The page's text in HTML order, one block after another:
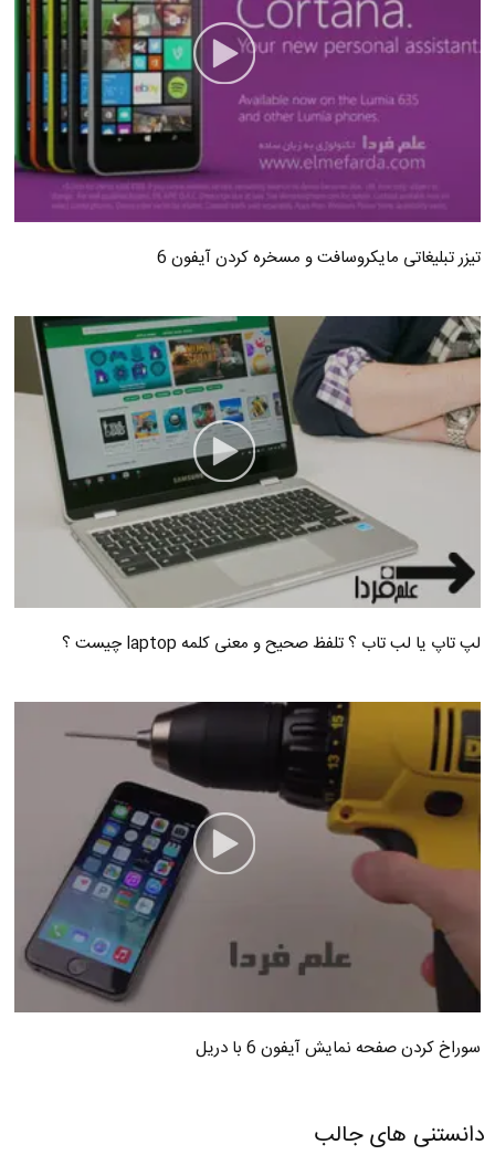
تیزر تبلیغاتی مایکروسافت و مسخره کردن آیفون 6
لپ تاپ یا لب تاب ؟ تلفظ صحیح و معنی کلمه laptop چیست ؟
سوراخ کردن صفحه نمایش آیفون 6 با دریل
دانستنی های جالب